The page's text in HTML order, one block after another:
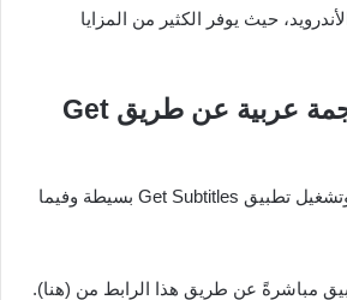
حيث يوفر الكثير من المزايا
كيفية تحميل ترجمة عربية عن طريق Get
خطوات تحميل وتثبيت وتشغيل تطبيق Get Subtitles بسيطة وفيما
مباشرةً عن طريق هذا الرابط من (هنا).